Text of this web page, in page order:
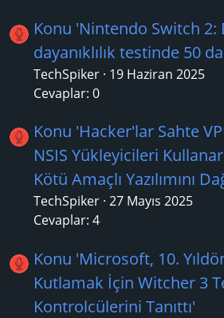
Konu 'Nintendo Switch 2:
dayanıklılık testinde 50
TechSpiker 19 Haziran 2025
Cevaplar: 0
Konu 'Hacker'lar Sahte
NSIS Yükleyicileri
Kötü Amaçlı Yazılımını
TechSpiker 27 Mayıs 2025
Cevaplar: 4
Konu 'Microsoft, 10.
Kutlamak İçin Witcher 3
Kontrolcülerini Tanıttı'